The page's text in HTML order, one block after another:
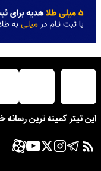
این تیتر کمینه ترین رسانه